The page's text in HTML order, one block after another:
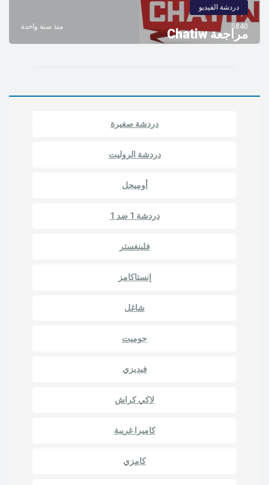
دردشة الفيديو
مراجعة Chatiw منذ سنة واحدة 5840
دردشة صغيرة
دردشة الروليت
أوميجل
دردشة 1 ضد 1
فلينغستر
إنستاكامز
شاغل
جوميت
فيديزي
لاكي كراش
كاميرا غريبة
كامزي